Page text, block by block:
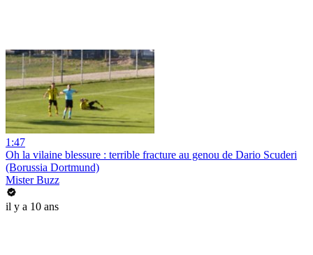
1:47
Oh la vilaine blessure : terrible fracture au genou de Dario Scuderi
(Borussia Dortmund)
Mister Buzz
il y a 10 ans